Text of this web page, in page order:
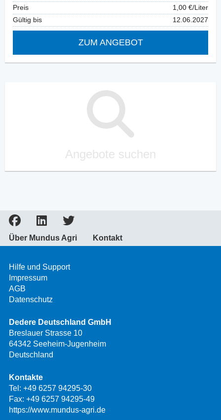
Preis
1,00 €/Liter
Gültig bis
12.06.2027
ZUM ANGEBOT
Angebote suchen
Über Mundus Agri Kontakt
Hilfe und Support
Impressum
AGB
Datenschutz
Dedere Deutschland GmbH
Breslauer Strasse 10
64342 Seeheim-Jugenheim
Deutschland
Kontakte
Tel: +49 6257 94295-30
Fax: +49 6257 94295-49
https://www.mundus-agri.de